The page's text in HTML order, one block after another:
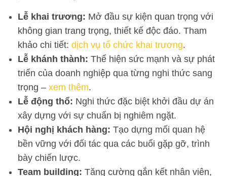
Lễ khai trương: Mở đầu sự kiện quan trọng với
không gian trang trọng, thiết kế độc đáo. Tham
khảo chi tiết: dịch vụ tổ chức khai trương.
Lễ khánh thành: Thể hiện sức mạnh và sự phát
triển của doanh nghiệp qua từng nghi thức sang
trọng – xem thêm.
Lễ động thổ: Nghi thức đặc biệt khởi đầu dự án
xây dựng với sự chuẩn bị nghiêm ngặt.
Hội nghị khách hàng: Tạo dựng mối quan hệ
bền vững với đối tác qua các buổi gặp gỡ, trình
bày chiến lược.
Team building: Tăng cường gắn kết nhân viên,